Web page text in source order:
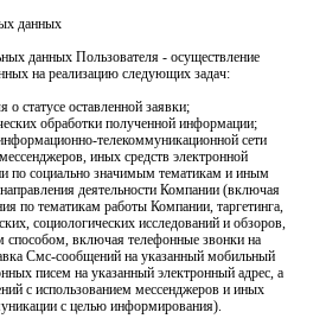
данных
данных Пользователя - осуществление
на реализацию следующих задач:
статусе оставленной заявки;
обработки полученной информации;
телекоммуникационной сети
иных средств электронной
по социально значимым тематикам и иным
деятельности Компании (включая
по тематикам работы Компании, таргетинга,
социологических исследований и обзоров,
включая телефонные звонки на
Смс-сообщений на указанный мобильный
писем на указанный электронный адрес, а
с использованием мессенджеров и иных
с целью информирования).